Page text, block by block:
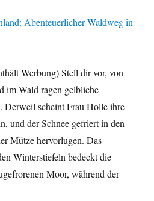
Werbung) Stell dir vor, von
im Wald ragen gelbliche
Derweil scheint Frau Holle ihre
und der Schnee gefriert in den
Mütze hervorlugen. Das
Winterstiefeln bedeckt die
Moor, während der
in Finnland: Abenteuerlicher